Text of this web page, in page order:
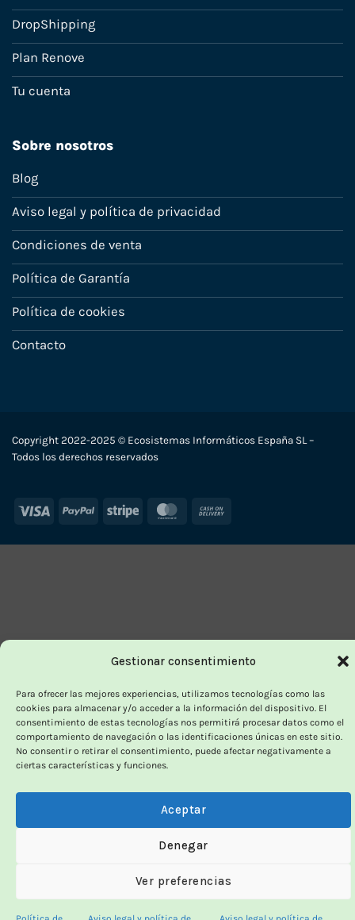
Gestionar consentimiento
Para ofrecer las mejores experiencias, utilizamos tecnologías como las
cookies para almacenar y/o acceder a la información del dispositivo. El
consentimiento de estas tecnologías nos permitirá procesar datos como el
comportamiento de navegación o las identificaciones únicas en este sitio.
No consentir o retirar el consentimiento, puede afectar negativamente a
ciertas características y funciones.
Aceptar
Denegar
Ver preferencias
DropShipping
Plan Renove
Tu cuenta
Sobre nosotros
Blog
Aviso legal y política de privacidad
Condiciones de venta
Política de Garantía
Política de cookies
Contacto
Copyright 2022-2025 © Ecosistemas Informáticos España SL –
Todos los derechos reservados
Visa PayPal Stripe MasterCard